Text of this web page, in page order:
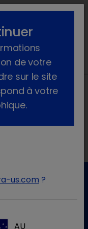
search menu
notre service
de votre
sur le site
à votre
us.com ?
AU